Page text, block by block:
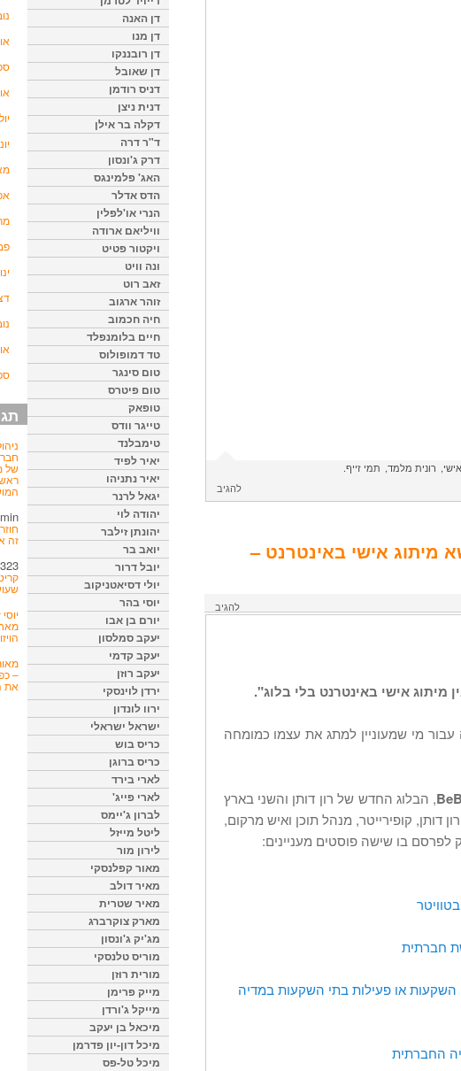
רונית מלמד תמי זייף
להגיב
מיתוג אישי באינטרנט –
להגיב
מיתוג אישי באינטרנט בלי בלוג".
מי שמעוניין למתג את עצמו כמומחה
, הבלוג החדש של רון דותן והשני בארץ
דותן, קופירייטר, מנהל תוכן ואיש מרקום,
בו שישה פוסטים מעניינים:
חברתית
השקעות או פעילות בתי השקעות במדיה
החברתית
יולי
יוני
מאי
מרץ
של
זה
–
את
דן האנה
דן מנו
דן רובננקו
דן שאובל
דניס רודמן
דנית ניצן
דקלה בר אילן
ד"ר דרה
דרק ג'ונסון
האג' פלמינגס
הדס אדלר
הנרי או'לפלין
וויליאם ארודה
ויקטור פטיט
ונה וויט
זאב רוט
זוהר ארגוב
חיה חכמוב
חיים בלומנפלד
טד דמופולוס
טום סינגר
טום פיטרס
טופאק
טייגר וודס
טימבלנד
יאיר לפיד
יאיר נתניהו
יגאל לרנר
יהודה לוי
יהונתן זילבר
יואב בר
יובל דרור
יולי דסיאטניקוב
יוסי בהר
יורם בן אבו
יעקב סמלסון
יעקב קדמי
יעקב רוזן
ירדן לוינסקי
ירוו לונדון
ישראל ישראלי
כריס בוש
כריס ברוגן
לארי בירד
לארי פייג'
לברון ג'יימס
ליטל מייזל
לירון מור
מאור קפלנסקי
מאיר דולב
מאיר שטרית
מארק צוקרברג
מג'יק ג'ונסון
מוריס טלנסקי
מורית רוזן
מייק פרימן
מייקל ג'ורדן
מיכאל בן יעקב
מיכל דון-יון פדרמן
מיכל טל-פס